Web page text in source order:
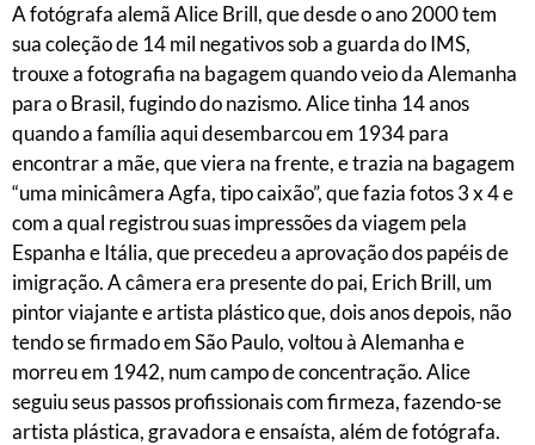
A fotógrafa alemã Alice Brill, que desde o ano 2000 tem
sua coleção de 14 mil negativos sob a guarda do IMS,
trouxe a fotografia na bagagem quando veio da Alemanha
para o Brasil, fugindo do nazismo. Alice tinha 14 anos
quando a família aqui desembarcou em 1934 para
encontrar a mãe, que viera na frente, e trazia na bagagem
“uma minicâmera Agfa, tipo caixão”, que fazia fotos 3 x 4 e
com a qual registrou suas impressões da viagem pela
Espanha e Itália, que precedeu a aprovação dos papéis de
imigração. A câmera era presente do pai, Erich Brill, um
pintor viajante e artista plástico que, dois anos depois, não
tendo se firmado em São Paulo, voltou à Alemanha e
morreu em 1942, num campo de concentração. Alice
seguiu seus passos profissionais com firmeza, fazendo-se
artista plástica, gravadora e ensaísta, além de fotógrafa.